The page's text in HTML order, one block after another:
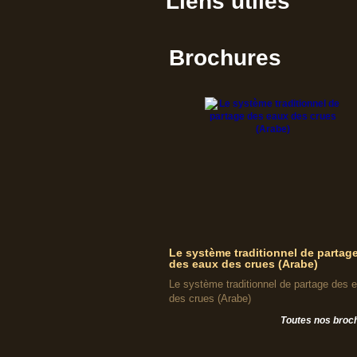
Brochures
Le système traditionnel de
des eaux des crues (Arabe)
Le système traditionnel de partage des
des crues (Arabe)
Toutes nos